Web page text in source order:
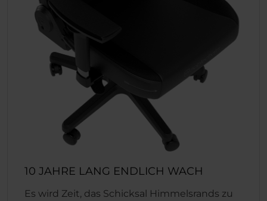
10 JAHRE LANG ENDLICH WACH
Es wird Zeit, das Schicksal Himmelsrands zu